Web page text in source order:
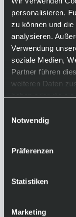
personalisieren,
zu können und
analysieren.
Verwendung
soziale Medien,
Partner führen
weiteren Daten
haben oder die
Notwendig
Präferenzen
Statistiken
Marketing
Er
vom Pedal
erreicht der
den das
Für den
beiden
entweder mit
komplettem
• Carbon XC
• BioMap
Farbe: